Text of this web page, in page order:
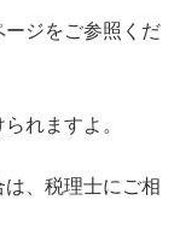
ジをご参照くだ
れますよ。
、税理士にご相